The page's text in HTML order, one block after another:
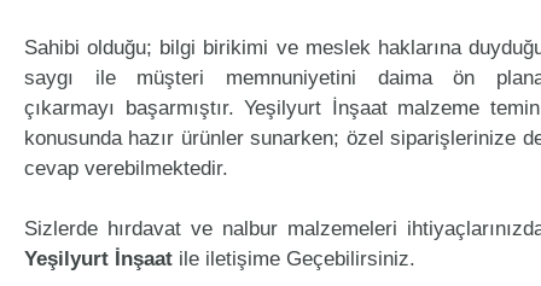
Sahibi olduğu; bilgi birikimi ve meslek haklarına
saygı ile müşteri memnuniyetini daima ön
çıkarmayı başarmıştır. Yeşilyurt İnşaat malzeme
konusunda hazır ürünler sunarken; özel siparişlerinize
cevap verebilmektedir.
Sizlerde hırdavat ve nalbur malzemeleri
Yeşilyurt İnşaat ile iletişime Geçebilirsiniz.